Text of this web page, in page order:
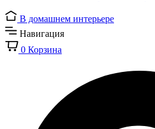
В домашнем интерьере
Навигация
0 Корзина